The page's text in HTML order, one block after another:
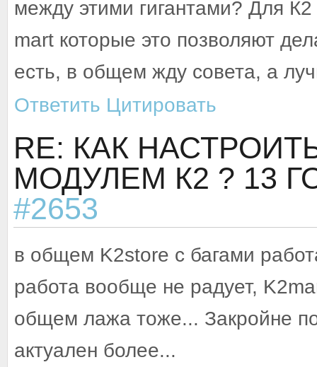
между этими гигантами? Для
mart которые это позволяют
есть, в общем жду совета, а
Ответить Цитировать
RE: КАК
МОДУЛЕМ К2 ? 13
#2653
в общем K2store с багами
работа вообще не радует,
общем лажа тоже... Закройне
актуален более...